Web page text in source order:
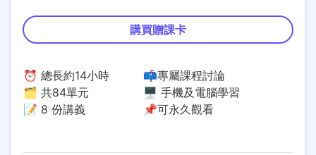
購買贈課卡
⏰ 總長約14小時
🗂️ 共84單元
📝 8 份講義
📫專屬課程討論
🖥️ 手機及電腦學習
📌可永久觀看